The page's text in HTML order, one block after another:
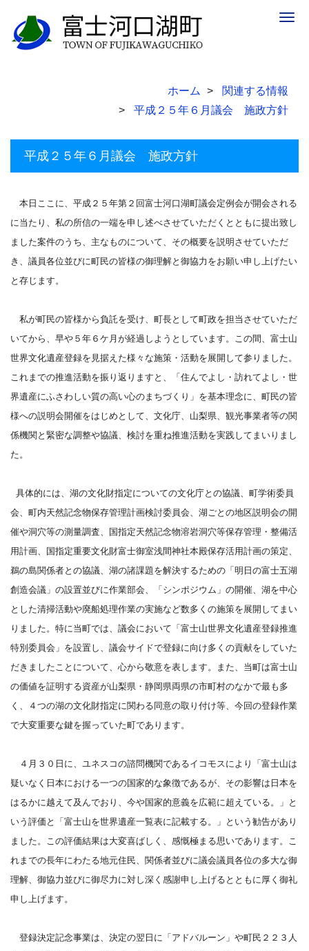
ホーム
関連する情報
平成２５年６月議会 施政方針
平成２５年６月議会 施政方針
本日ここに、平成２５年第２回富士河口湖町議会定例会が開会される
に当たり、私の所信の一端を申し述べさせていただくとともに提出致し
ました案件のうち、主なものについて、その概要を説明させていただ
き、議員各位並びに町民の皆様の御理解と御協力をお願い申し上げたい
と存じます。
私が町民の皆様から負託を受け、町長として町政を担当させていただ
いてから、早や５年６ケ月が経過しようとしています。この間、富士山
世界文化遺産登録を見据えた様々な施策・活動を展開して参りました。
これまでの推進活動を振り返りますと、「住んでよし・訪れてよし・世
界遺産にふさわしい質の高い心のまちづくり」を基本理念に、町民の皆
様への説明会開催をはじめとして、文化庁、山梨県、観光事業者等の関
係機関と緊密な調整や協議、検討を重ね推進活動を実践してまいりまし
た。
具体的には、湖の文化財指定についての文化庁との協議、町学術委員
会、町内天然記念物保存管理計画検討委員会、湖ごとの地区説明会の開
催や洞穴等の測量調査、国指定天然記念物溶岩洞穴等保存管理・整備活
用計画、国指定重要文化財富士御室浅間神社本殿保存活用計画の策定、
鵜の島関係者との協議、湖の諸課題を解決するための「明日の富士五湖
創造会議」の設置並びに作業部会、「シンポジウム」の開催、湖を中心
とした清掃活動や廃船処理作業の実施など数多くの施策を展開してまい
りました。特に当町では、議会において「富士山世界文化遺産登録推進
特別委員会」を設置し、議会サイドで登録に向け多くの貢献をしていた
だきましたことについて、心から敬意を表します。また、当町は富士山
の価値を証明する資産が山梨県・静岡県両県の市町村のなかで最も多
く、４つの湖の文化財指定に関わる同意の取り付け等、今回の登録作業
で大変重要な鍵を握っていた町であります。
４月３０日に、ユネスコの諮問機関であるイコモスにより「富士山は
疑いなく日本における一つの国家的な象徴であるが、その影響は日本を
はるかに越えて及んでおり、今や国家的意義を広範に超えている。」と
いう評価と「富士山を世界遺産一覧表に記載する。」という勧告があり
ました。この評価結果は大変喜ばしく、感慨極まる思いであります。こ
れまでの長年にわたる地元住民、関係者並びに議会議員各位の多大な御
理解、御協力並びに御尽力に対し深く感謝申し上げるとともに厚く御礼
申し上げます。
登録決定記念事業は、決定の翌日に「アドバルーン」や町民２２３人